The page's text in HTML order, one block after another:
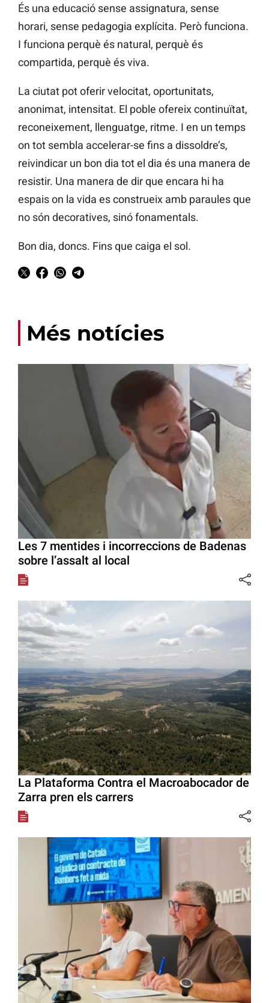
És una educació sense assignatura, sense
horari, sense pedagogia explícita. Però funciona.
I funciona perquè és natural, perquè és
compartida, perquè és viva.
La ciutat pot oferir velocitat, oportunitats,
anonimat, intensitat. El poble ofereix continuïtat,
reconeixement, llenguatge, ritme. I en un temps
on tot sembla accelerar-se fins a dissoldre’s,
reivindicar un bon dia tot el dia és una manera de
resistir. Una manera de dir que encara hi ha
espais on la vida es construeix amb paraules que
no són decoratives, sinó fonamentals.
Bon dia, doncs. Fins que caiga el sol.
Més notícies
Les 7 mentides i incorreccions de Badenas
sobre l’assalt al local
La Plataforma Contra el Macroabocador de
Zarra pren els carrers